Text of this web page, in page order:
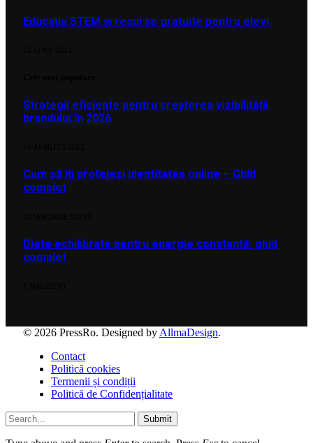
Educația STEM și resurse gratuite pentru elevi
Strategii eficiente pentru creșterea vizibilității
brandului în 2026
Cum să îți protejezi identitatea online – Ghid
complet
Diete echilibrate pentru energie constantă: ghid
complet
© 2026 PressRo. Designed by AllmaDesign.
Contact
Politică cookies
Termenii și condiții
Politică de Confidențialitate
Submit